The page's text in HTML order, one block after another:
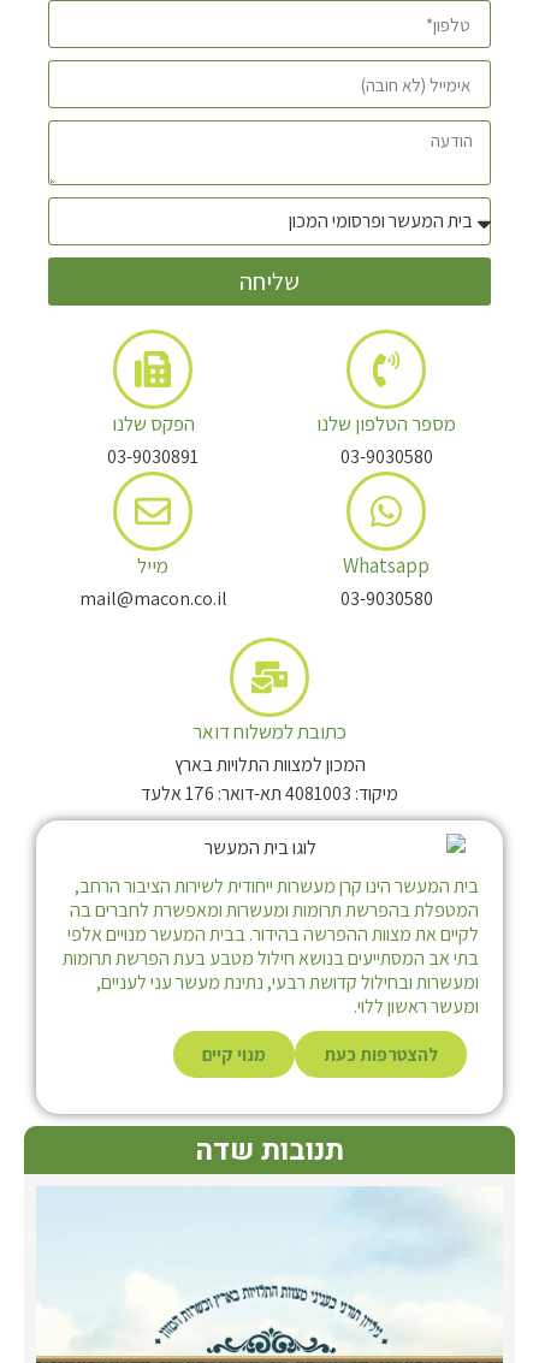
שליחה
מספר הטלפון שלנו
03-9030580
Whatsapp
03-9030580
הפקס שלנו
03-9030891
מייל
mail@macon.co.il
כתובת למשלוח דואר
המכון למצוות התלויות בארץ
מיקוד: 4081003 תא-דואר: 176 אלעד
בית המעשר הינו קרן מעשרות ייחודית לשירות הציבור הרחב,
המטפלת בהפרשת תרומות ומעשרות ומאפשרת לחברים בה
לקיים את מצוות ההפרשה בהידור. בבית המעשר מנויים אלפי
בתי אב המסתייעים בנושא חילול מטבע בעת הפרשת תרומות
ומעשרות ובחילול קדושת רבעי, נתינת מעשר עני לעניים,
ומעשר ראשון ללוי.
להצטרפות כעת מנוי קיים
תנובות שדה